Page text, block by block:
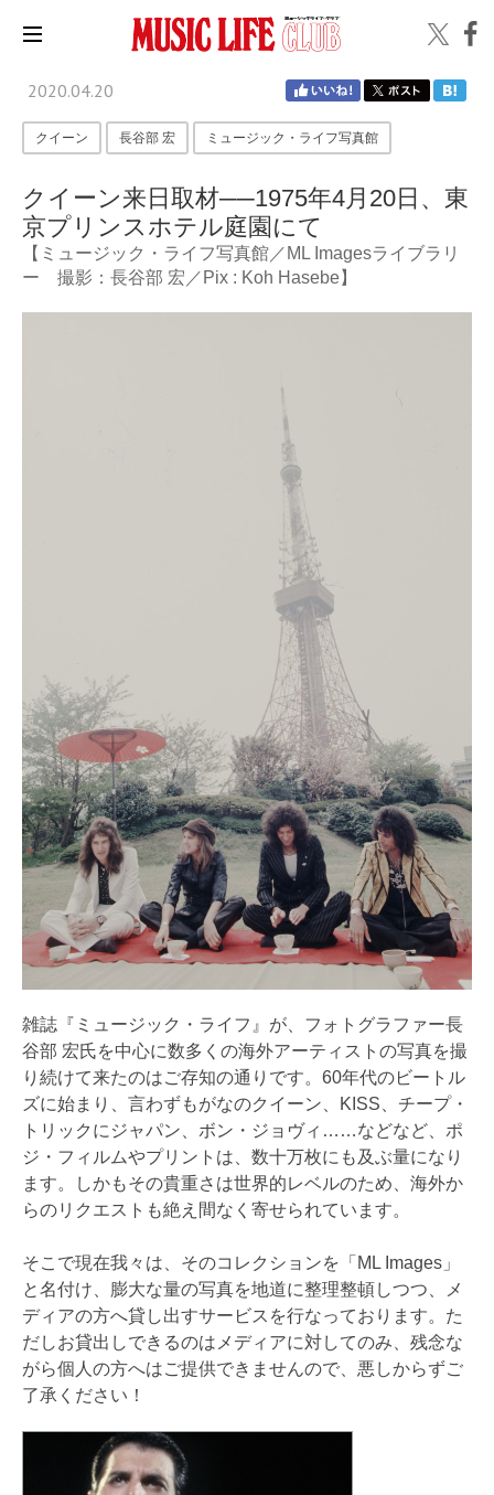
2020.04.20
クイーン 長谷部 宏 ミュージック・ライフ写真館
クイーン来日取材──1975年4月20日、東
京プリンスホテル庭園にて
【ミュージック・ライフ写真館／ML Imagesライブラリ
ー 撮影：長谷部 宏／Pix : Koh Hasebe】
雑誌『ミュージック・ライフ』が、フォトグラファー長
谷部 宏氏を中心に数多くの海外アーティストの写真を撮
り続けて来たのはご存知の通りです。60年代のビートル
ズに始まり、言わずもがなのクイーン、KISS、チープ・
トリックにジャパン、ボン・ジョヴィ……などなど、ポ
ジ・フィルムやプリントは、数十万枚にも及ぶ量になり
ます。しかもその貴重さは世界的レベルのため、海外か
らのリクエストも絶え間なく寄せられています。
そこで現在我々は、そのコレクションを「ML Images」
と名付け、膨大な量の写真を地道に整理整頓しつつ、メ
ディアの方へ貸し出すサービスを行なっております。た
だしお貸出しできるのはメディアに対してのみ、残念な
がら個人の方へはご提供できませんので、悪しからずご
了承ください！